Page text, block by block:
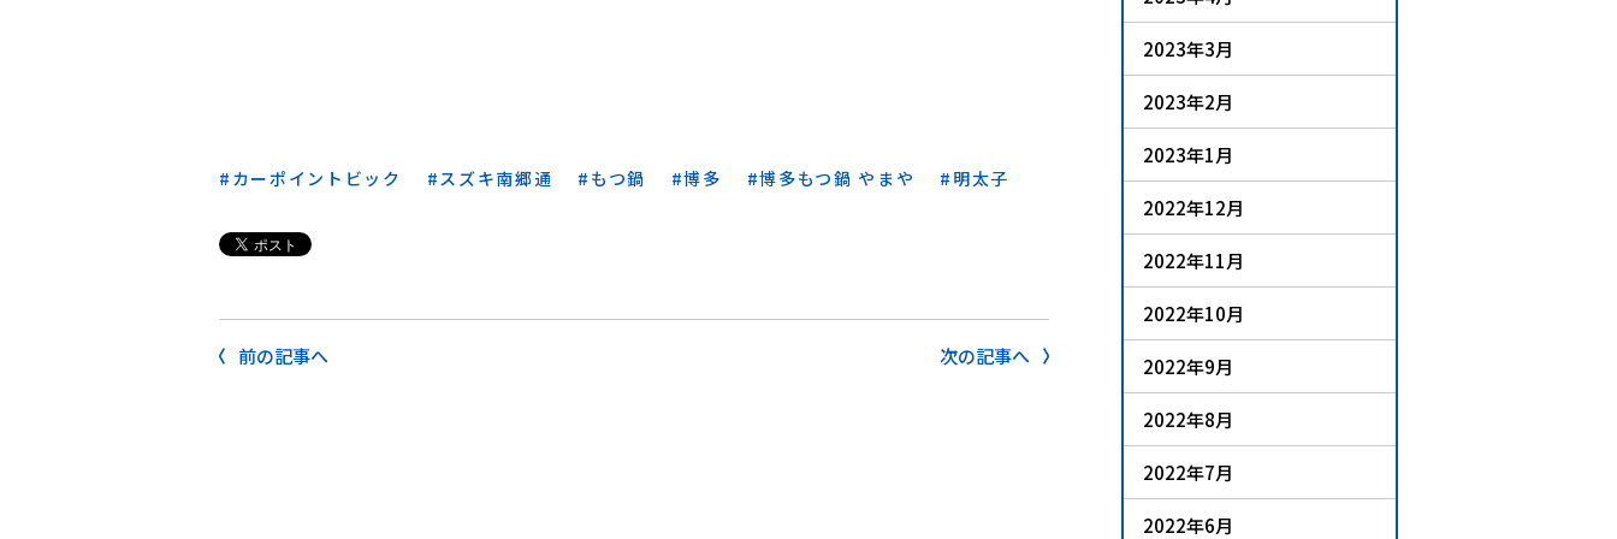
カーポイントビック スズキ南郷通 もつ鍋 博多 博多もつ鍋 やまや 明太子
前の記事へ 次の記事へ
2023年3月
2023年2月
2023年1月
2022年12月
2022年11月
2022年10月
2022年9月
2022年8月
2022年7月
2022年6月